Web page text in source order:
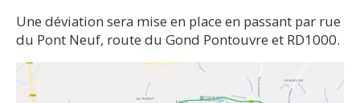
Une déviation sera mise en place en passant par rue
du Pont Neuf, route du Gond Pontouvre et RD1000.